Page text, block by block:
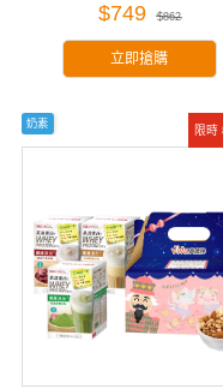
$749 $862
立即搶購
限時
奶素